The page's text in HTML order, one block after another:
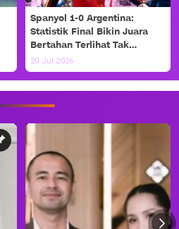
Spanyol 1-0 Argentina:
Statistik Final Bikin Juara
Bertahan Terlihat Tak
Berdaya
20 Jul 2026